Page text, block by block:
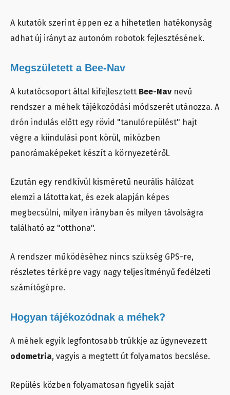
A kutatók szerint éppen ez a hihetetlen hatékonyság
adhat új irányt az autonóm robotok fejlesztésének.
Megszületett a Bee-Nav
A kutatócsoport által kifejlesztett Bee-Navnevű
rendszer a méhek tájékozódási módszerét utánozza. A
drón indulás előtt egy rövid "tanulórepülést" hajt
végre a kiindulási pont körül, miközben
panorámaképeket készít a környezetéről.
Ezután egy rendkívül kisméretű neurális hálózat
elemzi a látottakat, és ezek alapján képes
megbecsülni, milyen irányban és milyen távolságra
található az "otthona".
A rendszer működéséhez nincs szükség GPS-re,
részletes térképre vagy nagy teljesítményű fedélzeti
számítógépre.
Hogyan tájékozódnak a méhek?
A méhek egyik legfontosabb trükkje az úgynevezett
odometria, vagyis a megtett út folyamatos becslése.
Repülés közben folyamatosan figyelik saját